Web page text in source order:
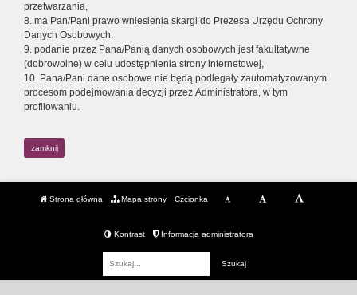
przetwarzania,
8. ma Pan/Pani prawo wniesienia skargi do Prezesa Urzędu Ochrony
Danych Osobowych,
9. podanie przez Pana/Panią danych osobowych jest fakultatywne
(dobrowolne) w celu udostępnienia strony internetowej,
10. Pana/Pani dane osobowe nie będą podlegały zautomatyzowanym
procesom podejmowania decyzji przez Administratora, w tym
profilowaniu.
zamknij
Strona główna Mapa strony Czcionka
Kontrast Informacja administratora